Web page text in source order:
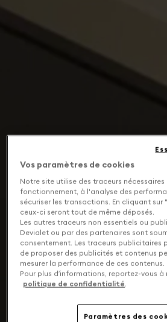
Vos paramètres de cookies
Notre site utilise des traceurs nécessaires
fonctionnement, à l'analyse des
sécuriser les transactions. En cliquant sur
ceux-ci seront tout de même déposés.
Les autres traceurs non essentiels ou
Devialet ou par des partenaires sont
consentement. Les traceurs publicitaires
de proposer des publicités et contenus
mesurer la performance de ces contenus.
Pour plus d’informations, reportez-vous à
politique de confidentialité.
Paramètres des